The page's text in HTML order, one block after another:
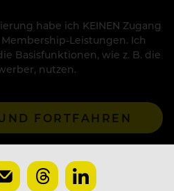
habe ich KEINEN Zugang
Leistungen. Ich
Basisfunktionen, wie z. B. die
nutzen.
FORTFAHREN